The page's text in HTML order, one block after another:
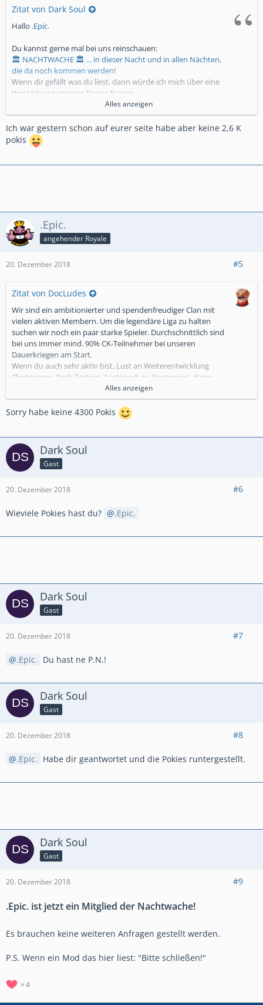
Zitat von Dark Soul
Hallo .Epic.
Du kannst gerne mal bei uns reinschauen:
🏛 NACHTWACHE 🏛 ... in dieser Nacht und in allen Nächten,
die da noch kommen werden!
Wenn dir gefällt was du liest, dann würde ich mich über eine
Verstärkung unseres Teams freuen.
Clankriege sind bei uns freiwillig, werden aber fortlaufend
gespielt.
P.S. Egal wie die Entscheidung ausfällt: Ich wünsche dir, das
Alles anzeigen
Ich war gestern schon auf eurer seite habe aber keine 2,6 K
pokis
.Epic.
angehender Royale
20. Dezember 2018 #5
Zitat von DocLudes
Wir sind ein ambitionierter und spendenfreudiger Clan mit
vielen aktiven Membern. Um die legendäre Liga zu halten
suchen wir noch ein paar starke Spieler. Durchschnittlich sind
bei uns immer mind. 90% CK-Teilnehmer bei unseren
Dauerkriegen am Start.
Wenn du auch sehr aktiv bist, Lust an Weiterentwicklung
(Testgames, Deck-Testing, Austausch zu Strategien), dann
sind wir die Richtigen. Vom Alter her gehts bei uns bis ... >40
^^. Falls du mal nicht kannst, dann bitte abmelden, inaktive
Member werden notiert und bei 3 fehlenden Abmeldungen
💥 ab 4.300 Trophäen
💥 mind 50 CK gewonnen
💥 geistige Reife, Alter eher unwichtig
Wir freuen uns!!
Alles anzeigen
Sorry habe keine 4300 Pokis
Dark Soul
Gast
20. Dezember 2018 #6
Wieviele Pokies hast du? .Epic.
Dark Soul
Gast
20. Dezember 2018 #7
.Epic. Du hast ne P.N.!
Dark Soul
Gast
20. Dezember 2018 #8
.Epic. Habe dir geantwortet und die Pokies runtergestellt.
Dark Soul
Gast
20. Dezember 2018 #9
.Epic. ist jetzt ein Mitglied der Nachtwache!
Es brauchen keine weiteren Anfragen gestellt werden.
P.S. Wenn ein Mod das hier liest: "Bitte schließen!"
4